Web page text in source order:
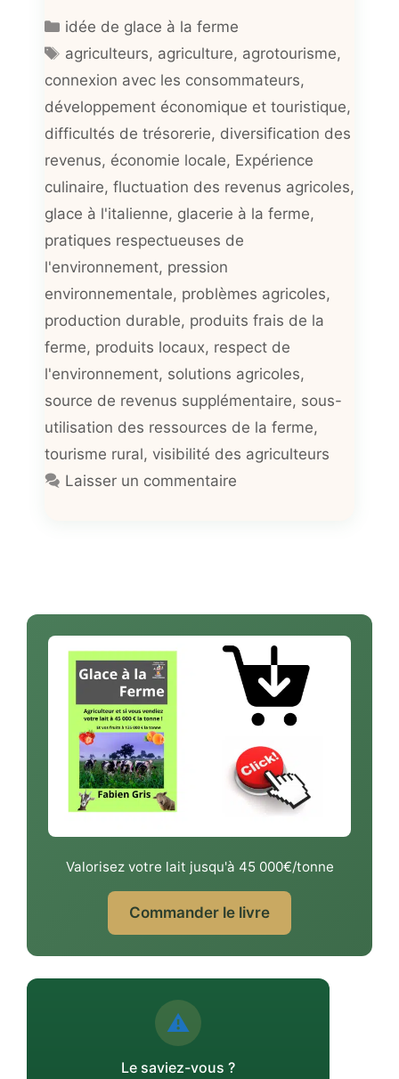
Catégories
idée de glace à la ferme
Étiquettes
agriculteurs, agriculture, agrotourisme,
connexion avec les consommateurs,
développement économique et touristique,
difficultés de trésorerie, diversification des
revenus, économie locale, Expérience
culinaire, fluctuation des revenus agricoles,
glace à l'italienne, glacerie à la ferme,
pratiques respectueuses de
l'environnement, pression
environnementale, problèmes agricoles,
production durable, produits frais de la
ferme, produits locaux, respect de
l'environnement, solutions agricoles,
source de revenus supplémentaire, sous-
utilisation des ressources de la ferme,
tourisme rural, visibilité des agriculteurs
Laisser un commentaire
Valorisez votre lait jusqu'à 45 000€/tonne
Commander le livre
⚠️
Le saviez-vous ?